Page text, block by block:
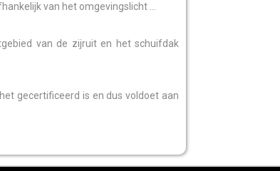
van het omgevingslicht ...
van de zijruit en het schuifdak
gecertificeerd is en dus voldoet aan